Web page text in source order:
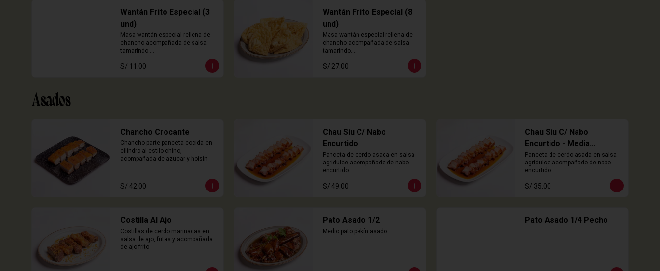
Wantán Frito Especial (3
und)
Masa wantán especial rellena de
chancho acompañada de salsa
tamarindo.
S/ 11.00
Wantán Frito Especial (8
und)
Masa wantán especial rellena de
chancho acompañada de salsa
tamarindo.
S/ 27.00
Asados
Chancho Crocante
Chancho parte panceta cocida en
cilindro al estilo chino,
acompañada de azucar y hoisin
S/ 42.00
Chau Siu C/ Nabo
Encurtido
Panceta de cerdo asada en salsa
agridulce acompañado de nabo
encurtido
S/ 49.00
Chau Siu C/ Nabo
Encurtido - Media
Porción
Panceta de cerdo asada en salsa
agridulce acompañado de nabo
encurtido
S/ 35.00
Costilla Al Ajo
Costillas de cerdo marinadas en
salsa de ajo, fritas y acompañada
de ajo frito
Pato Asado 1/2
Medio pato pekín asado
Pato Asado 1/4 Pecho